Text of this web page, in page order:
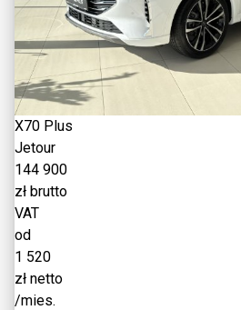
X70 Plus
Jetour
144 900
zł brutto
VAT
od
1 520
zł netto
/mies.